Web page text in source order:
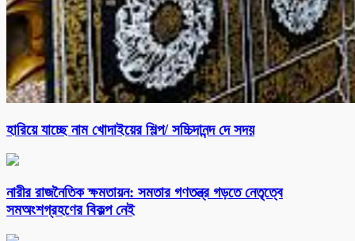
হারিয়ে যাচ্ছে নাম খোদাইয়ের শিল্প/ সচ্চিদানন্দ দে সদয়
নারীর রাজনৈতিক ক্ষমতায়ন: সমতার গণতন্ত্র গড়তে নেতৃত্বে
সমঅংশগ্রহণের বিকল্প নেই